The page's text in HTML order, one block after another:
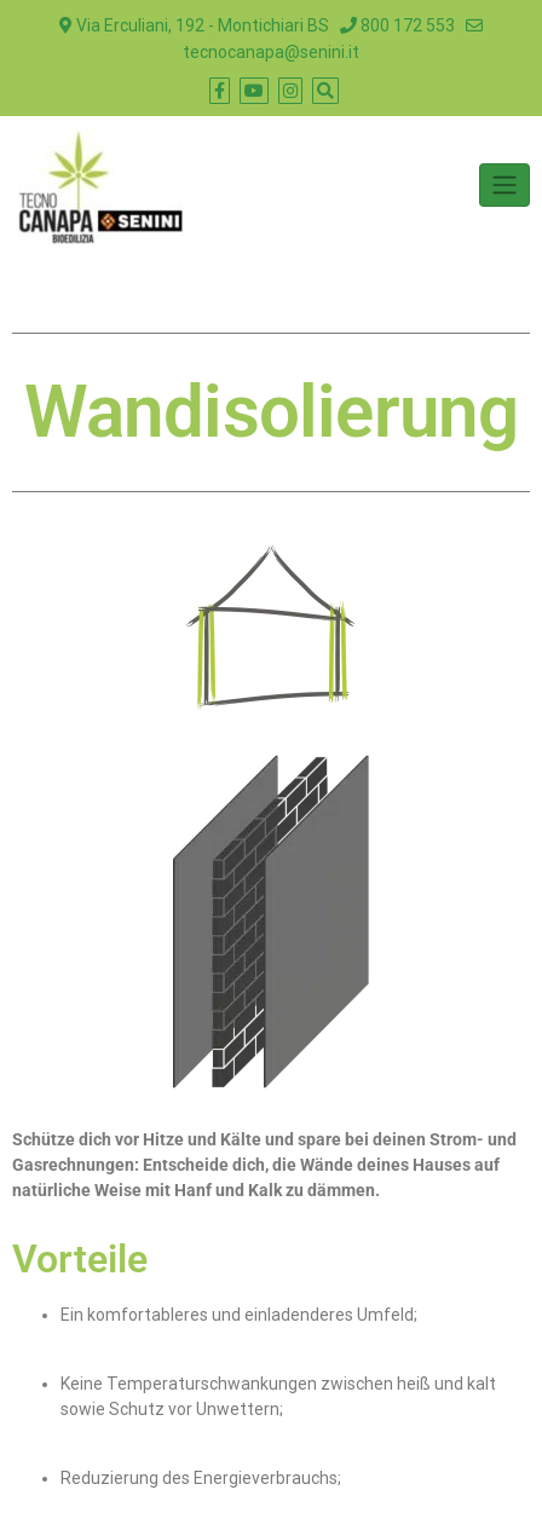
Via Erculiani, 192 - Montichiari BS
800 172 553
tecnocanapa@senini.it
Wandisolierung
Schütze dich vor Hitze und Kälte und spare bei deinen Strom- und
Gasrechnungen: Entscheide dich, die Wände deines Hauses auf
natürliche Weise mit Hanf und Kalk zu dämmen.
Vorteile
Ein komfortableres und einladenderes Umfeld;
Keine Temperaturschwankungen zwischen heiß und kalt
sowie Schutz vor Unwettern;
Reduzierung des Energieverbrauchs;